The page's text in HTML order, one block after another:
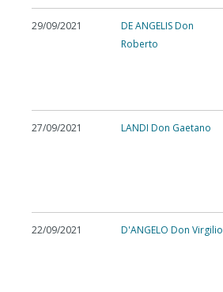
29/09/2021
DE ANGELIS Don
Roberto
27/09/2021 LANDI Don Gaetano
22/09/2021 D'ANGELO Don Virgilio